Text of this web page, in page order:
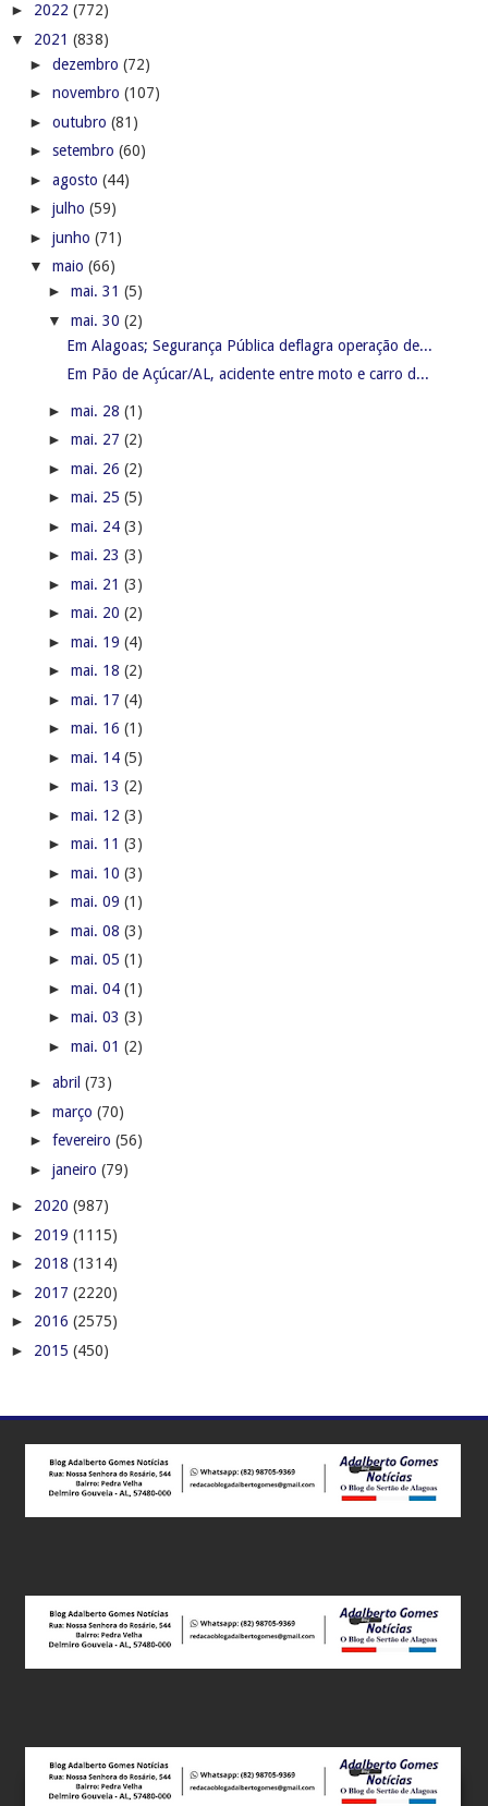
► 2022 (772)
▼ 2021 (838)
► dezembro (72)
► novembro (107)
► outubro (81)
► setembro (60)
► agosto (44)
► julho (59)
► junho (71)
▼ maio (66)
► mai. 31 (5)
▼ mai. 30 (2)
Em Alagoas; Segurança Pública deflagra operação de...
Em Pão de Açúcar/AL, acidente entre moto e carro d...
► mai. 28 (1)
► mai. 27 (2)
► mai. 26 (2)
► mai. 25 (5)
► mai. 24 (3)
► mai. 23 (3)
► mai. 21 (3)
► mai. 20 (2)
► mai. 19 (4)
► mai. 18 (2)
► mai. 17 (4)
► mai. 16 (1)
► mai. 14 (5)
► mai. 13 (2)
► mai. 12 (3)
► mai. 11 (3)
► mai. 10 (3)
► mai. 09 (1)
► mai. 08 (3)
► mai. 05 (1)
► mai. 04 (1)
► mai. 03 (3)
► mai. 01 (2)
► abril (73)
► março (70)
► fevereiro (56)
► janeiro (79)
► 2020 (987)
► 2019 (1115)
► 2018 (1314)
► 2017 (2220)
► 2016 (2575)
► 2015 (450)